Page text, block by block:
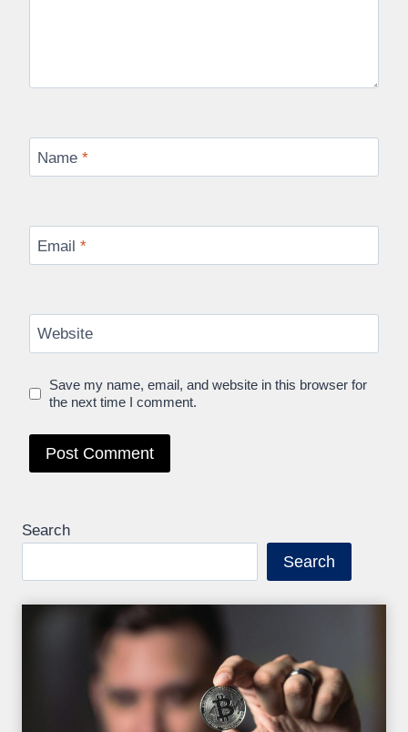
Name *
Email *
Website
Save my name, email, and website in this browser for
the next time I comment.
Search
Search